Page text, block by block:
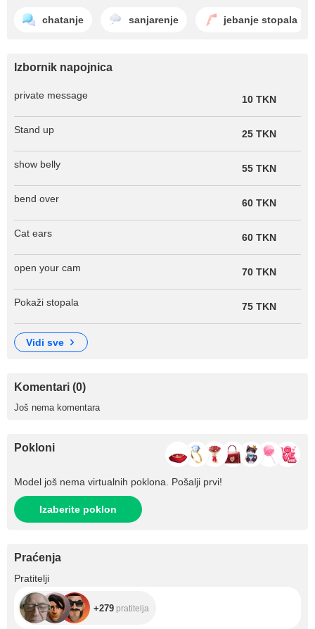
chatanje sanjarenje jebanje stopala
Izbornik napojnica
private message 10 TKN
Stand up 25 TKN
show belly 55 TKN
bend over 60 TKN
Cat ears 60 TKN
open your cam 70 TKN
Pokaži stopala 75 TKN
vidi sve
Komentari (0)
Još nema komentara
Pokloni
Model još nema virtualnih poklona. Pošalji prvi!
Izaberite poklon
Praćenja
Pratitelji
+279 pratitelja